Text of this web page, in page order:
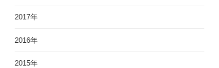
2017年
2016年
2015年